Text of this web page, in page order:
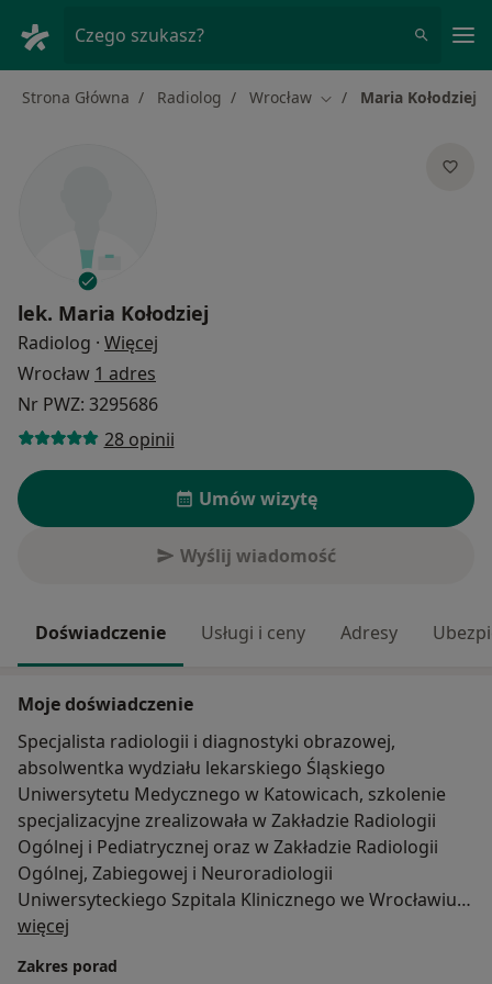
Czego szukasz?
Strona Główna Radiolog Wrocław Zmień miasto
Maria Kołodziej
lek. Maria Kołodziej
Radiolog · Więcej
Wrocław 1 adres
Nr PWZ: 3295686
28 opinii
Umów wizytę
Wyślij wiadomość
Doświadczenie Usługi i ceny Adresy
Moje doświadczenie
Specjalista radiologii i diagnostyki obrazowej,
absolwentka wydziału lekarskiego Śląskiego
Uniwersytetu Medycznego w Katowicach, szkolenie
specjalizacyjne zrealizowała w Zakładzie Radiologii
Ogólnej i Pediatrycznej oraz w Zakładzie Radiologii
Ogólnej, Zabiegowej i Neuroradiologii
Uniwersyteckiego Szpitala Klinicznego we Wrocławiu.
Asystent dydaktyczny w Katedrze Radiologii
Członek European Society of Radiology (ESR) oraz
więcej
Zakres porad